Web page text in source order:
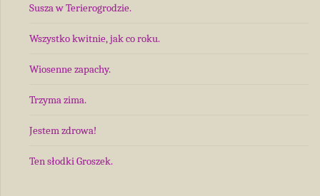
Susza w Terierogrodzie.
Wszystko kwitnie, jak co roku.
Wiosenne zapachy.
Trzyma zima.
Jestem zdrowa!
Ten słodki Groszek.